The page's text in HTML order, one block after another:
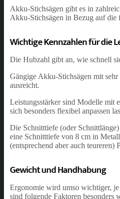
Akku-Stichsägen gibt es in
Akku-Stichsägen in Bezug auf die
Wichtige Kennzahlen für die
Die Hubzahl gibt an, wie schnell
Gängige Akku-Stichsägen mit
ausreicht.
Leistungsstärker sind Modelle mit
sich besonders flexibel anpassen
Die Schnitttiefe (oder
eine Schnitttiefe von 8 cm in
(entsprechend aber auch teureren)
Gewicht und Handhabung
Ergonomie wird umso wichtiger,
sind folgende Faktoren besonders